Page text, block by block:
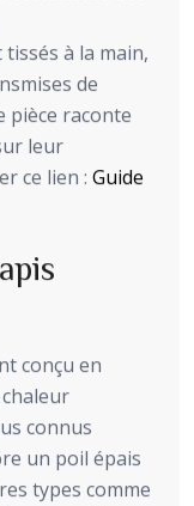
à la main,
de
pièce raconte
leur
ce lien : Guide
conçu en
connus
un poil épais
types comme